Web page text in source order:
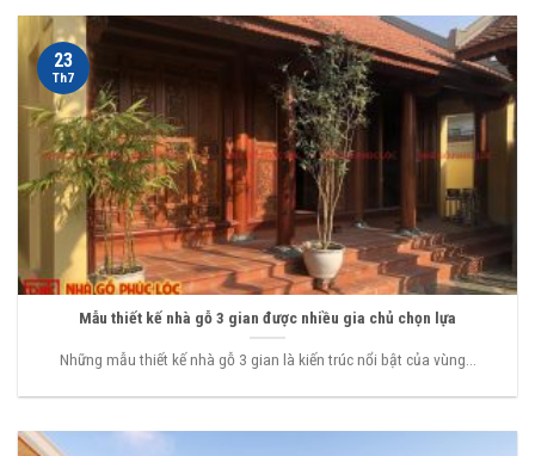
Mẫu thiết kế nhà gỗ 3 gian được nhiều gia chủ chọn lựa
Những mẫu thiết kế nhà gỗ 3 gian là kiến trúc nổi bật của vùng...
23
Th7